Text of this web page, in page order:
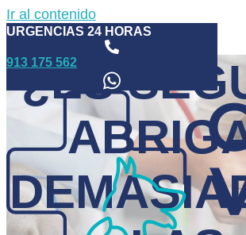
Ir al contenido
URGENCIAS 24 HORAS
913 175 562
¿ES